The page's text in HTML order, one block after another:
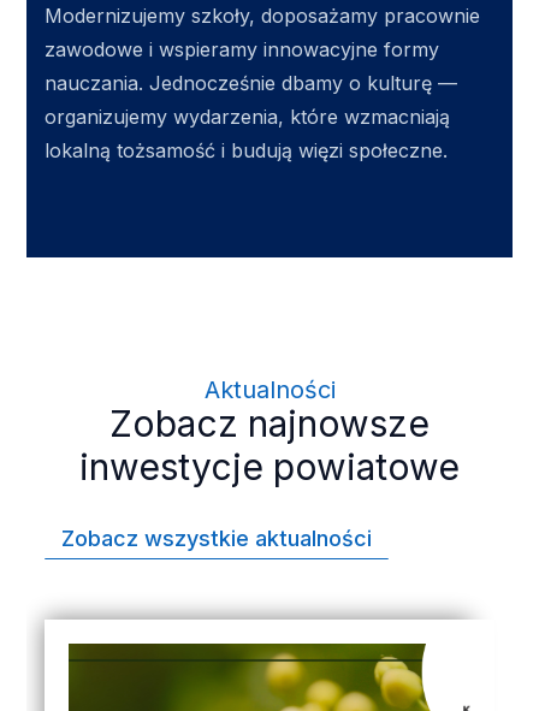
Modernizujemy szkoły, doposażamy pracownie
zawodowe i wspieramy innowacyjne formy
nauczania. Jednocześnie dbamy o kulturę —
organizujemy wydarzenia, które wzmacniają
lokalną tożsamość i budują więzi społeczne.
Aktualności
Zobacz najnowsze
inwestycje powiatowe
Zobacz wszystkie aktualności